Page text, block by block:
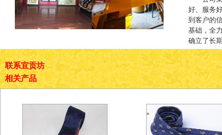
好、服务
到客户的
基础，全
确立了长
联系宜贡坊
相关产品